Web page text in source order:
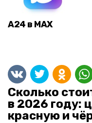
А24 в MAX
Сколько
в 2026 году:
красную и